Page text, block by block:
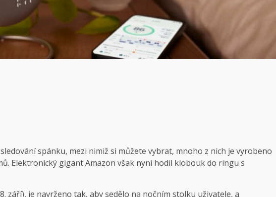
spánku, mezi nimiž si můžete vybrat, mnoho z nich je vyrobeno
Elektronický gigant Amazon však nyní hodil klobouk do ringu s
září), je navrženo tak, aby sedělo na nočním stolku uživatele, a